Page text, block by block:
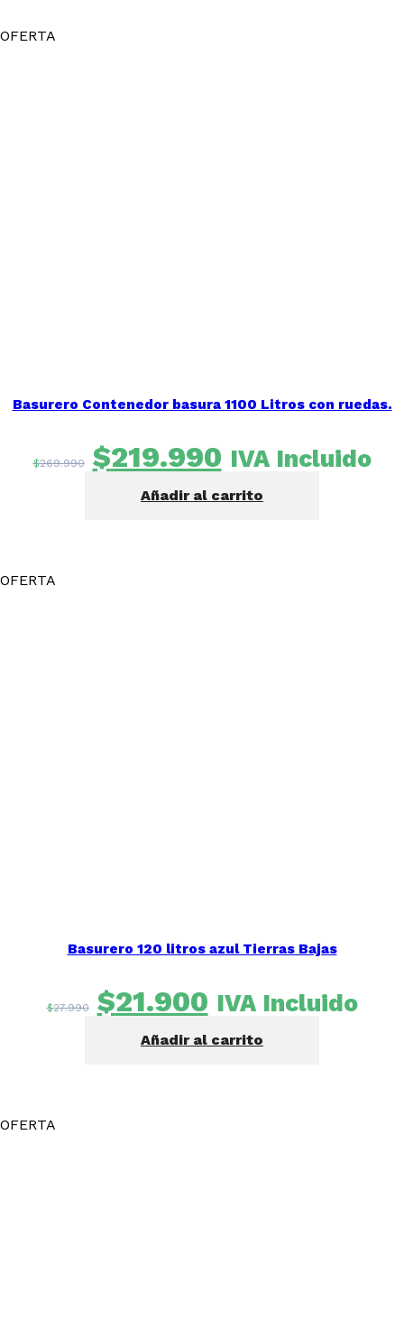
OFERTA
Basurero Contenedor basura 1100 Litros con ruedas.
$269.990 El
precio
original
$219.990El
precio
actual
IVA Incluido
Añadir al carrito
OFERTA
Basurero 120 litros azul Tierras Bajas
$27.990 El
precio
original
$21.900El
precio
actual
IVA Incluido
Añadir al carrito
OFERTA